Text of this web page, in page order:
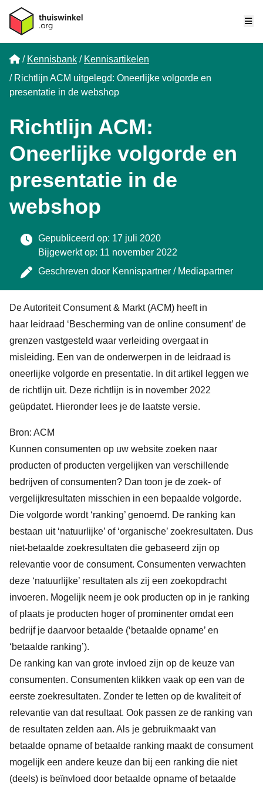
Home
Kennisbank
Kennisartikelen
Richtlijn ACM uitgelegd: Oneerlijke volgorde en
presentatie in de webshop
Richtlijn ACM:
Oneerlijke volgorde en
presentatie in de
webshop
Gepubliceerd op: 17 juli 2020
Bijgewerkt op: 11 november 2022
Geschreven door Kennispartner / Mediapartner
De Autoriteit Consument & Markt (ACM) heeft in
haar leidraad ‘Bescherming van de online consument’ de
grenzen vastgesteld waar verleiding overgaat in
misleiding. Een van de onderwerpen in de leidraad is
oneerlijke volgorde en presentatie. In dit artikel leggen we
de richtlijn uit. Deze richtlijn is in november 2022
geüpdatet. Hieronder lees je de laatste versie.
Bron: ACM
Kunnen consumenten op uw website zoeken naar
producten of producten vergelijken van verschillende
bedrijven of consumenten? Dan toon je de zoek- of
vergelijkresultaten misschien in een bepaalde volgorde.
Die volgorde wordt ‘ranking’ genoemd. De ranking kan
bestaan uit ‘natuurlijke’ of ‘organische’ zoekresultaten. Dus
niet-betaalde zoekresultaten die gebaseerd zijn op
relevantie voor de consument. Consumenten verwachten
deze ‘natuurlijke’ resultaten als zij een zoekopdracht
invoeren. Mogelijk neem je ook producten op in je ranking
of plaats je producten hoger of prominenter omdat een
bedrijf je daarvoor betaalde (‘betaalde opname’ en
‘betaalde ranking’).
De ranking kan van grote invloed zijn op de keuze van
consumenten. Consumenten klikken vaak op een van de
eerste zoekresultaten. Zonder te letten op de kwaliteit of
relevantie van dat resultaat. Ook passen ze de ranking van
de resultaten zelden aan. Als je gebruikmaakt van
betaalde opname of betaalde ranking maakt de consument
mogelijk een andere keuze dan bij een ranking die niet
(deels) is beïnvloed door betaalde opname of betaalde